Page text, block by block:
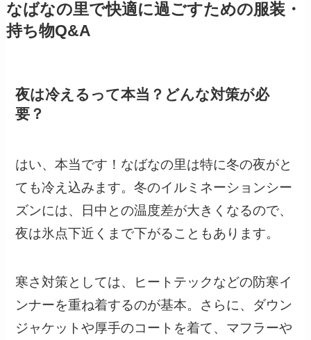
なばなの里で快適に過ごすための服装・
持ち物Q&A
夜は冷えるって本当？どんな対策が必
要？
はい、本当です！なばなの里は特に冬の夜がと
ても冷え込みます。冬のイルミネーションシー
ズンには、日中との温度差が大きくなるので、
夜は氷点下近くまで下がることもあります。
寒さ対策としては、ヒートテックなどの防寒イ
ンナーを重ね着するのが基本。さらに、ダウン
ジャケットや厚手のコートを着て、マフラーや